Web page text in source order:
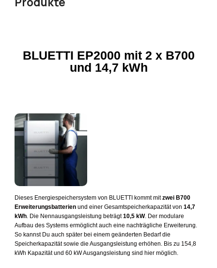
BLUETTI EP2000 mit 2 x B700
und 14,7 kWh
Dieses Energiespeichersystem von BLUETTI kommt mitzwei B700
Erweiterungsbatterien und einer Gesamtspeicherkapazität von14,7
kWh. Die Nennausgangsleistung beträgt10,5 kW. Der modulare
Aufbau des Systems ermöglicht auch eine nachträgliche Erweiterung.
So kannst Du auch später bei einem geänderten Bedarf die
Speicherkapazität sowie die Ausgangsleistung erhöhen. Bis zu 154,8
kWh Kapazität und 60 kW Ausgangsleistung sind hier möglich.